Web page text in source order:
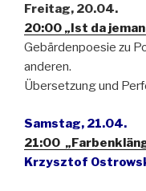
Freitag, 20.04.
20:00 „Ist da
Gebärdenpoesie zu
anderen.
Übersetzung und
Samstag, 21.04.
21:00
Krzysztof